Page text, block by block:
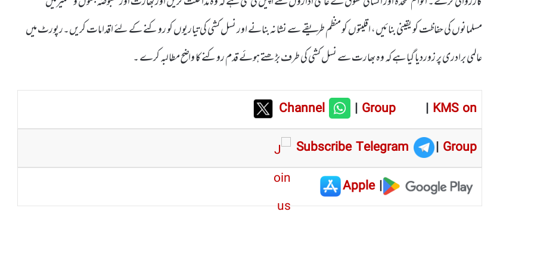
مسلمانوں کی حفاظت کو یقینی بنائیں، اقلیتوں کو منظم طریقے سے نشانہ بنانے اور نسل کشی کی تیاریوں کو روکنے کے لئے اقدامات کریں۔رپورٹ میں
عالمی برادری پر زوردیا گیا ہے کہ وہ بھارت سے نسل کشی کی طرف بڑھتے ہوئے قدم روکنے کا واضح مطالبہ کرے ۔
Channel |Group | KMS on
Subscribe Telegram
| Group
|
Apple